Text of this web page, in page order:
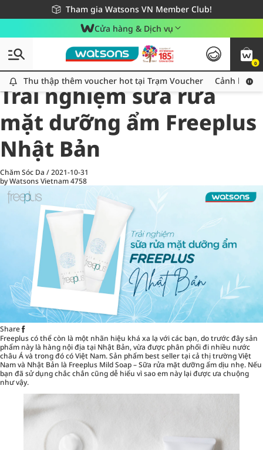
Tham gia Watsons VN Member Club!
Miễn phí giao hàng cho đơn hàng từ 249,000Đ
Giao hàng nhanh 24h - Áp dụng khu vực TP. Hồ Chí Minh
Cửa hàng & Dịch vụ
0
Thu thập thêm voucher hot tại Trạm Voucher
Thu thập thêm voucher hot tại Trạm Voucher Cảnh báo
All
Chăm Sóc Cá Nhân
Trải nghiệm sữa rửa
mặt dưỡng ẩm Freeplus
Nhật Bản
Chăm Sóc Da /2021-10-31
by Watsons Vietnam4758
Share
Freepluscó thể còn là một nhãn hiệu khá xa lạ với các bạn, do trước đây sản
phẩm này là hàng nội địa tại Nhật Bản, vừa được phân phối đi nhiều nước
châu Á và trong đó có Việt Nam. Sản phẩm best seller tại cả thị trường Việt
Nam và Nhật Bản là Freeplus Mild Soap – Sữa rửa mặt dưỡng ẩm dịu nhẹ. Nếu
bạn đã sử dụng chắc chắn cũng dễ hiểu vì sao em này lại được ưa chuộng
như vậy.